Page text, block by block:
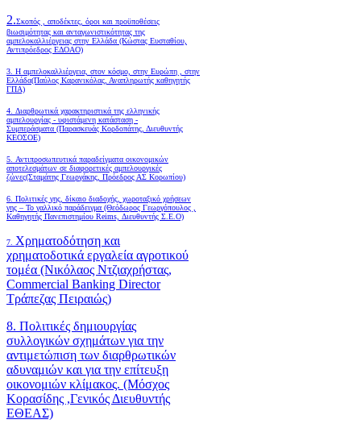
2.Σκοπός , αποδέκτες, όροι και προϋποθέσεις
βιωσιμότητας και ανταγωνιστικότητας της
αμπελοκαλλιέργειας στην Ελλάδα (Κώστας Ευσταθίου,
Αντιπρόεδρος ΕΔΟΑΟ)
3. Η αμπελοκαλλιέργεια, στον κόσμο, στην Ευρώπη , στην
Ελλάδα(Παύλος Καρανικόλας, Αναπληρωτής καθηγητής
ΓΠΑ)
4. Διαρθρωτικά χαρακτηριστικά της ελληνικής
αμπελουργίας - υφιστάμενη κατάσταση -
Συμπεράσματα (Παρασκευάς Κορδοπάτης, Διευθυντής
ΚΕΟΣΟΕ)
5. Αντιπροσωπευτικά παραδείγματα οικονομικών
αποτελεσμάτων σε διαφορετικές αμπελουργικές
ζώνες(Σταμάτης Γεωργάκης, Πρόεδρος ΑΣ Κορωπίου)
6. Πολιτικές γης, δίκαιο διαδοχής, χωροταξικό χρήσεων
γης – Το γαλλικό παράδειγμα (Θεόδωρος Γεωργόπουλος ,
Καθηγητής Πανεπιστημίου Reims, Διευθυντής Σ.Ε.Ο)
7. Χρηματοδότηση και
χρηματοδοτικά εργαλεία αγροτικού
τομέα (Νικόλαος Ντζιαχρήστας,
Commercial Banking Director
Τράπεζας Πειραιώς)
8. Πολιτικές δημιουργίας
συλλογικών σχημάτων για την
αντιμετώπιση των διαρθρωτικών
αδυναμιών και για την επίτευξη
οικονομιών κλίμακος. (Μόσχος
Κορασίδης ,Γενικός Διευθυντής
ΕΘΕΑΣ)